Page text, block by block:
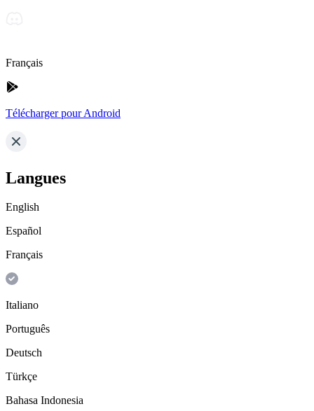
Français
Télécharger pour Android
Langues
English
Español
Français
Italiano
Português
Deutsch
Türkçe
Bahasa Indonesia